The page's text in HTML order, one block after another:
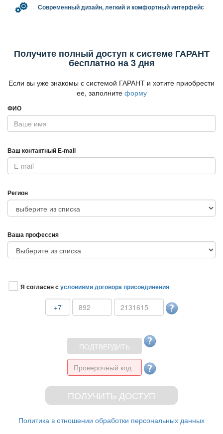
Современный дизайн, легкий и комфортный интерфейс
Получите полный доступ к системе ГАРАНТ
есплатно на 3 дня
Если вы уже знакомы с системой ГАРАНТ и хотите приобрести
ее, заполните форму
ФИО
аш контактный E-mail
Регион
аша профессия
Я согласен сусловиями договора присоединения
+7
Политика в отношении обработки персональных данных